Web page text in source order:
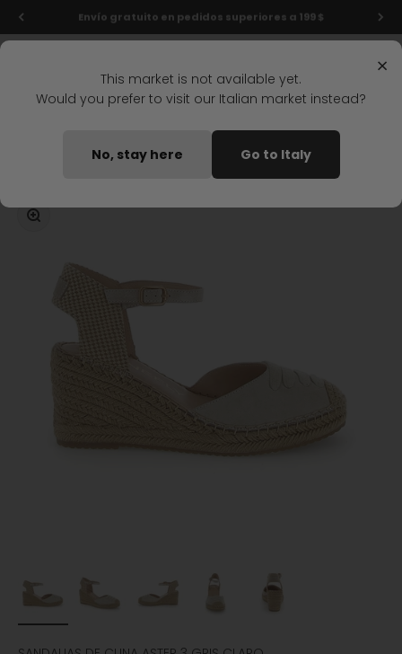
Ir al contenido
Últimas rebajas: ¡hasta un -50%!
Home SANDALIAS DE CUNA ASTER 3 GRIS CLARO
Zoom
×
This market is not available yet.
Would you prefer to visit our Italian market instead?
No, stay here Go to Italy